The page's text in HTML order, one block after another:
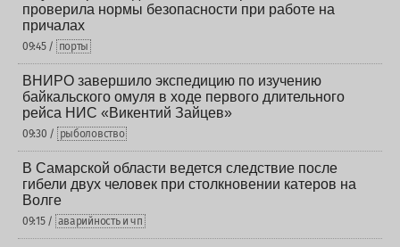
проверила нормы безопасности при работе на
причалах
09:45 / порты
ВНИРО завершило экспедицию по изучению
байкальского омуля в ходе первого длительного
рейса НИС «Викентий Зайцев»
09:30 / рыболовство
В Самарской области ведется следствие после
гибели двух человек при столкновении катеров на
Волге
09:15 / аварийность и чп